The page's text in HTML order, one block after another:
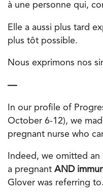
à une personne qui,
Elle a aussi plus tard
plus tôt possible.
Nous exprimons nos
—
In our profile of
October 6-12), we
pregnant nurse who
Indeed, we omitted
a pregnant AND
Glover was referring to.